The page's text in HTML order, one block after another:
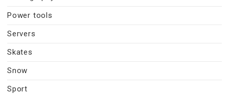
Power tools
Servers
Skates
Snow
Sport